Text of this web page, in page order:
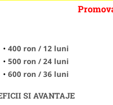
400 ron / 12 luni
500 ron / 24 luni
600 ron / 36 luni
SI AVANTAJE